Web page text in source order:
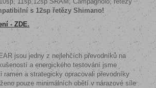
s 12sp řetězy Shimano!
- ZDE.
jsou jedny z nejlehčích převodníků na
a energického testování jsme
ramen a strategicky opracovali převodníky
pouze minimálních obětí v nárazové síle